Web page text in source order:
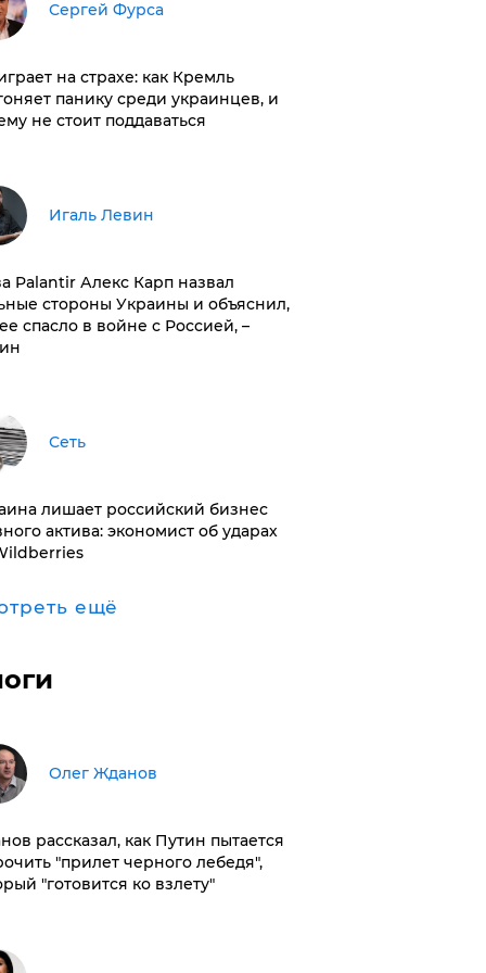
Сергей Фурса
на страхе: как Кремль
панику среди украинцев, и
не стоит поддаваться
Игаль Левин
Palantir Алекс Карп назвал
стороны Украины и объяснил,
спасло в войне с Россией, –
Сеть
лишает российский бизнес
актива: экономист об ударах
ещё
Олег Жданов
рассказал, как Путин пытается
"прилет черного лебедя",
"готовится ко взлету"